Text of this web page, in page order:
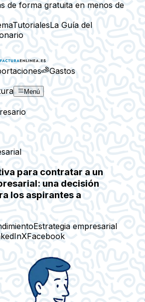
de forma gratuita en menos de
TutorialesLa Guía del
Gastos
Menú
para contratar a un
una decisión
los aspirantes a
Estrategia empresarial
XFacebook